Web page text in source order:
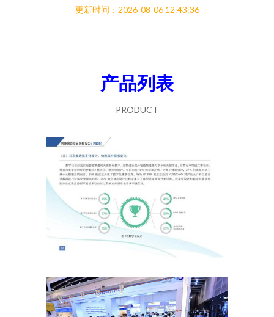
更新时间：2026-08-06 12:43:36
产品列表
PRODUCT